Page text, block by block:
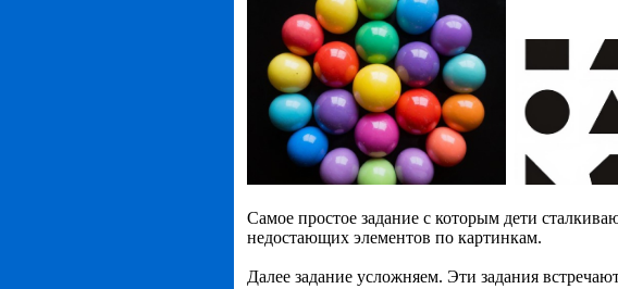
Самое простое задание с которым дети
недостающих элементов по картинкам.
Далее задание усложняем. Эти задания